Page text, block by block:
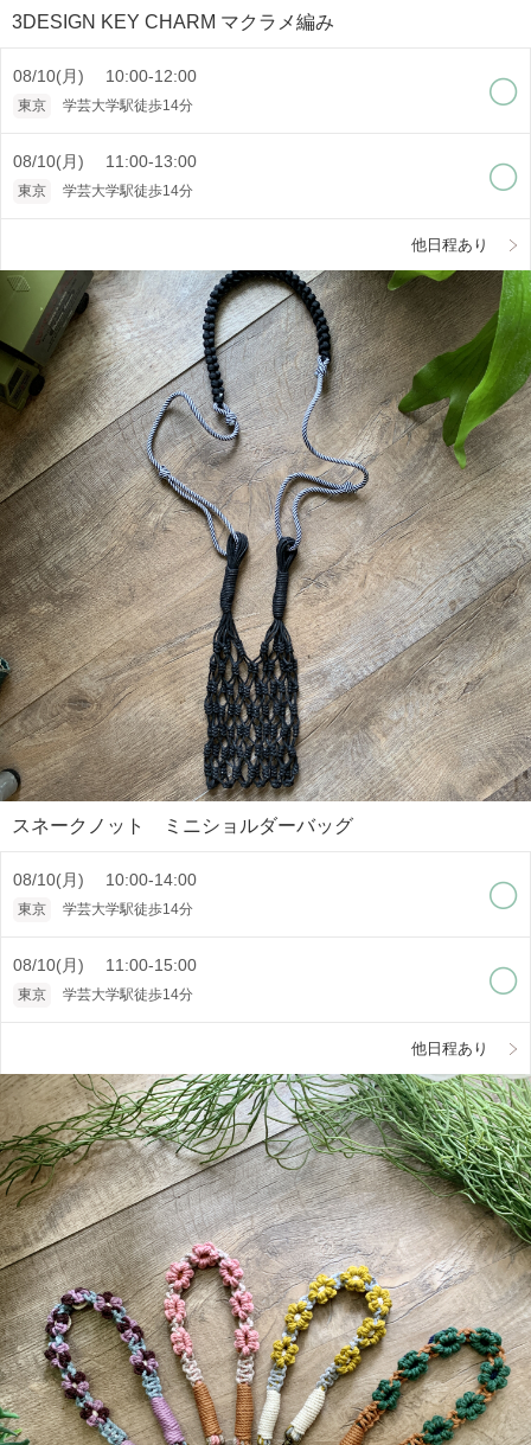
3DESIGN KEY CHARM マクラメ編み
08/10(月) 10:00-12:00
東京 学芸大学駅徒歩14分
08/10(月) 11:00-13:00
東京 学芸大学駅徒歩14分
他日程あり
スネークノット ミニショルダーバッグ
08/10(月) 10:00-14:00
東京 学芸大学駅徒歩14分
08/10(月) 11:00-15:00
東京 学芸大学駅徒歩14分
他日程あり